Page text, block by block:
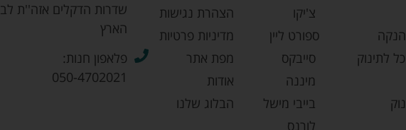
לתינוק
צ'יקו
ספורט ליין
סייבקס
מיננה
בייבי מישל
לורנס
הצהרת נגישות
מדיניות פרטיות
מפת אתר
אודות
הבלוג שלנו
שדרות הדקלים אזה''ת לב
הארץ
פלאפון חנות:
050-4702021